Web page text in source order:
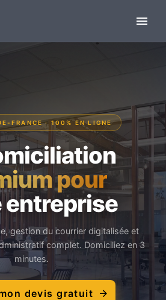
FRANCE · 100% EN LIGNE
pour
entreprise
gestion du courrier digitalisée et
complet. Domiciliez en 3
minutes.
devis gratuit